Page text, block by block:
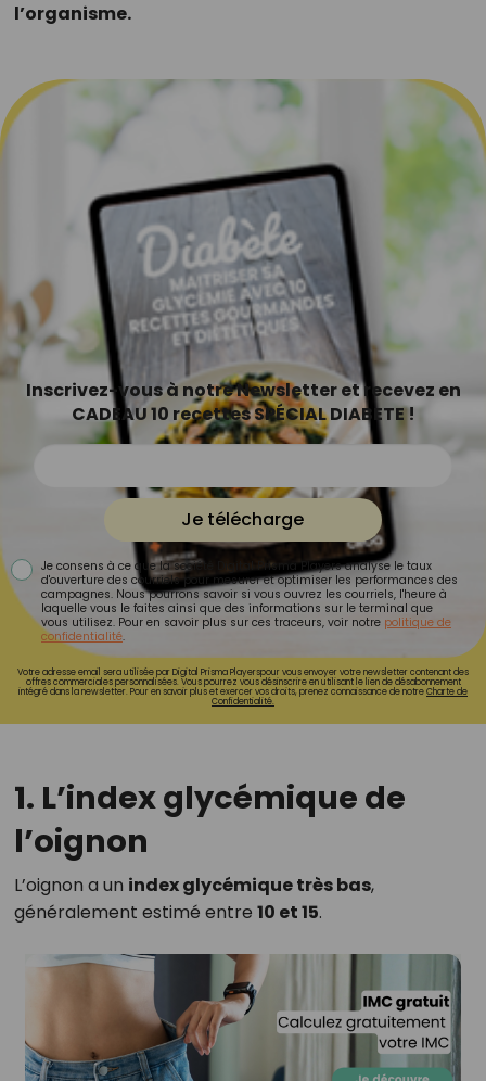
l’organisme.
Inscrivez-vous à notre Newsletter et recevez en
CADEAU 10 recettes SPÉCIAL DIABETE !
Je télécharge
Je consens à ce que la société Digital Prisma Players analyse le taux
d'ouverture des courriels pour mesurer et optimiser les performances des
campagnes. Nous pourrons savoir si vous ouvrez les courriels, l'heure à
laquelle vous le faites ainsi que des informations sur le terminal que
vous utilisez. Pour en savoir plus sur ces traceurs, voir notre politique de
confidentialité.
Votre adresse email sera utilisée par Digital Prisma Playerspour vous envoyer votre newsletter contenant des
offres commerciales personnalisées. Vous pourrez vous désinscrire en utilisant le lien de désabonnement
intégré dans la newsletter. Pour en savoir plus et exercer vos droits, prenez connaissance de notreCharte de
Confidentialité.
1. L’index glycémique de
l’oignon
L’oignon a un index glycémique très bas,
généralement estimé entre 10 et 15.